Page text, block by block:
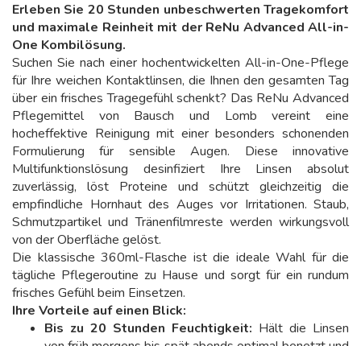
Erleben Sie 20 Stunden unbeschwerten Tragekomfort
und maximale Reinheit mit der ReNu Advanced All-in-
One Kombilösung.
Suchen Sie nach einer hochentwickelten All-in-One-Pflege
für Ihre weichen Kontaktlinsen, die Ihnen den gesamten Tag
über ein frisches Tragegefühl schenkt? Das ReNu Advanced
Pflegemittel von Bausch und Lomb vereint eine
hocheffektive Reinigung mit einer besonders schonenden
Formulierung für sensible Augen. Diese innovative
Multifunktionslösung desinfiziert Ihre Linsen absolut
zuverlässig, löst Proteine und schützt gleichzeitig die
empfindliche Hornhaut des Auges vor Irritationen. Staub,
Schmutzpartikel und Tränenfilmreste werden wirkungsvoll
von der Oberfläche gelöst.
Die klassische 360ml-Flasche ist die ideale Wahl für die
tägliche Pflegeroutine zu Hause und sorgt für ein rundum
frisches Gefühl beim Einsetzen.
Ihre Vorteile auf einen Blick:
Bis zu 20 Stunden Feuchtigkeit: Hält die Linsen